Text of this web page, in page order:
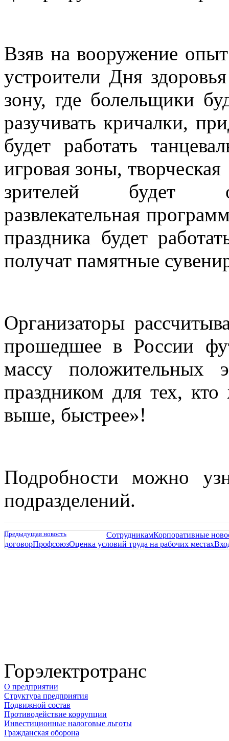
Взяв на вооружение
устроители Дня
зону, где болельщики
разучивать кричалки,
будет работать
игровая зоны,
зрителей будет
развлекательная
праздника будет
получат памятные
Организаторы
прошедшее в России
массу положительных
праздником для тех,
выше, быстрее»!
Подробности можно
подразделений.
Предыдущая новость СотрудникамКорпоративные
договорПрофсоюзОценка условий труда на рабочих местах
Горэлектротранс
О предприятии
Структура предприятия
Подвижной состав
Противодействие коррупции
Инвестиционные налоговые льготы
Гражданская оборона